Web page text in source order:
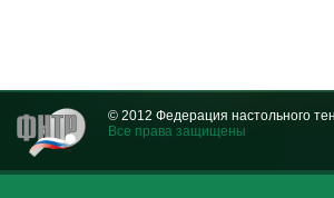
© 2012 Федерация настольного
Все права защищены